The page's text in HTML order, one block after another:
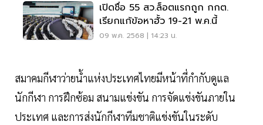
เปิดชื่อ 55 สว.ล็อตแรกถูก กกต.
เรียกแก้ข้อหาฮั้ว 19-21 พ.ค.นี้
09 พ.ค. 2568 | 14:23 น.
สมาคมกีฬาว่ายน้ำแห่งประเทศไทยมีหน้าที่กำกับดูแล
นักกีฬา การฝึกซ้อม สนามแข่งขัน การจัดแข่งขันภายใน
ประเทศ และการส่งนักกีฬาทีมชาติแข่งขันในระดับ